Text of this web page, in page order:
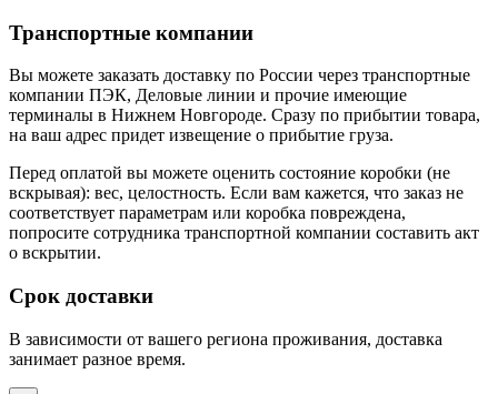
Транспортные компании
Вы можете заказать доставку по России через транспортные
компании ПЭК, Деловые линии и прочие имеющие
терминалы в Нижнем Новгороде. Сразу по прибытии товара,
на ваш адрес придет извещение о прибытие груза.
Перед оплатой вы можете оценить состояние коробки (не
вскрывая): вес, целостность. Если вам кажется, что заказ не
соответствует параметрам или коробка повреждена,
попросите сотрудника транспортной компании составить акт
о вскрытии.
Срок доставки
В зависимости от вашего региона проживания, доставка
занимает разное время.